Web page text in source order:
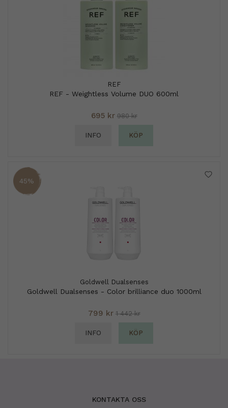
REF
REF - Weightless Volume DUO 600ml
695 kr 980 kr
INFO KÖP
45%
Goldwell Dualsenses
Goldwell Dualsenses - Color brilliance duo 1000ml
799 kr 1 442 kr
INFO KÖP
KONTAKTA OSS